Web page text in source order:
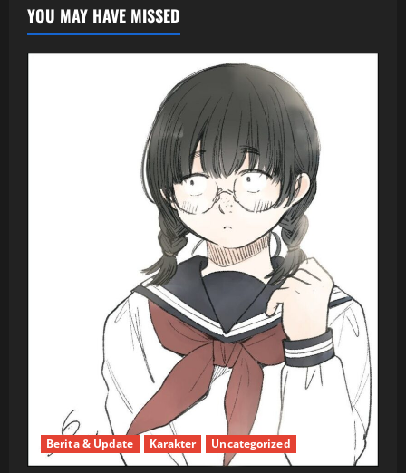
YOU MAY HAVE MISSED
Berita & Update Karakter Uncategorized